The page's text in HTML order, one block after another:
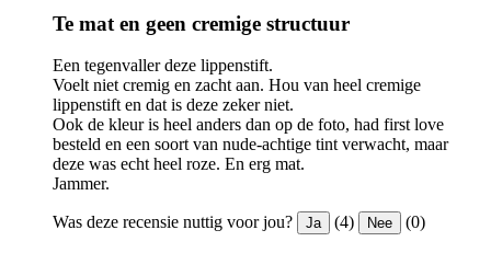
Te mat en geen cremige structuur
Een tegenvaller deze lippenstift.
Voelt niet cremig en zacht aan. Hou van heel cremige
lippenstift en dat is deze zeker niet.
Ook de kleur is heel anders dan op de foto, had first love
besteld en een soort van nude-achtige tint verwacht, maar
deze was echt heel roze. En erg mat.
Jammer.
Was deze recensie nuttig voor jou? Ja (4) Nee (0)